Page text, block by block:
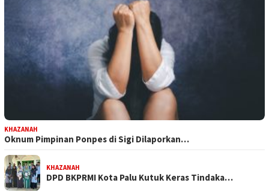
KHAZANAH
Oknum Pimpinan Ponpes di Sigi Dilaporkan…
KHAZANAH
DPD BKPRMI Kota Palu Kutuk Keras Tindaka…